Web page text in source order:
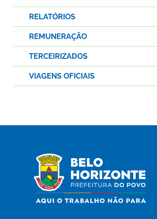
RELATÓRIOS
REMUNERAÇÃO
TERCEIRIZADOS
VIAGENS OFICIAIS